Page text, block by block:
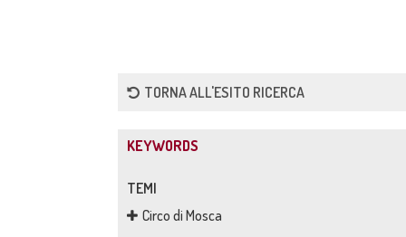
TORNA ALL'ESITO RICERCA
KEYWORDS
TEMI
Circo di Mosca